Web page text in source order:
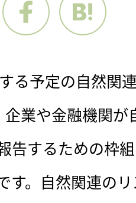
る予定の自然関
企業や金融機関
告するための枠
す。自然関連の